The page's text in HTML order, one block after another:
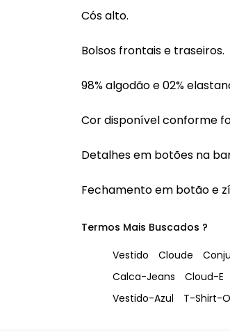
Cós alto.
Bolsos frontais e traseiros.
98% algodão e 02%
Cor disponível conforme
Detalhes em botões na
Fechamento em botão e
Termos Mais Buscados ?
Vestido
Cloude
Calca-Jeans
Cloud-E
Vestido-Azul
T-Shirt-